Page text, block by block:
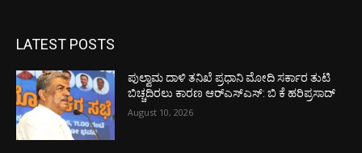
LATEST POSTS
ಪುಲ್ವಾಮ ದಾಳಿ ತನಿಖೆ ಪ್ರಧಾನಿ ಮೋದಿ ಸರ್ಕಾರ ತುಟಿ
ಬಿಚ್ಚದಿರಲು ಕಾರಣ ಆರ್‌ಎಸ್ಎಸ್: ಬಿ ಕೆ ಹರಿಪ್ರಸಾದ್
August 10, 2026